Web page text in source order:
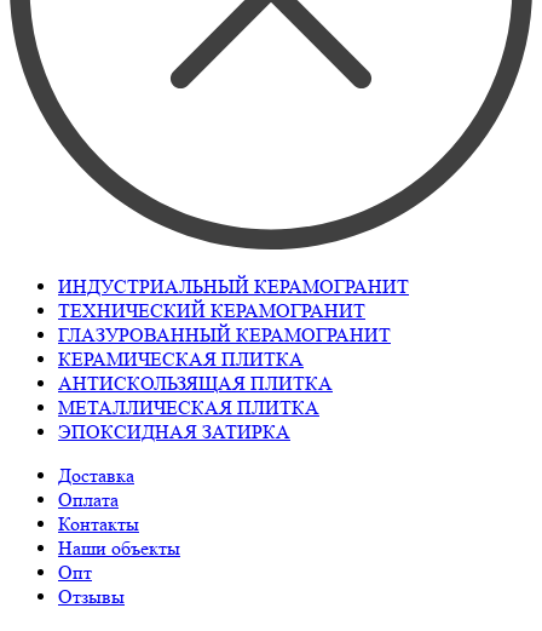
ИНДУСТРИАЛЬНЫЙ КЕРАМОГРАНИТ
ТЕХНИЧЕСКИЙ КЕРАМОГРАНИТ
ГЛАЗУРОВАННЫЙ КЕРАМОГРАНИТ
КЕРАМИЧЕСКАЯ ПЛИТКА
АНТИСКОЛЬЗЯЩАЯ ПЛИТКА
МЕТАЛЛИЧЕСКАЯ ПЛИТКА
ЭПОКСИДНАЯ ЗАТИРКА
Доставка
Оплата
Контакты
Наши объекты
Опт
Отзывы